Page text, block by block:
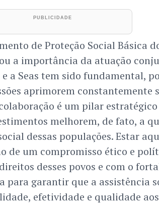
de Proteção Social Básica
a importância da atuação
a Seas tem sido fundamental,
aprimorem constantemente
é um pilar
melhorem, de fato, a
dessas populações. Estar
de um compromisso ético e
desses povos e com o
para garantir que a assistência
efetividade e qualidade aos